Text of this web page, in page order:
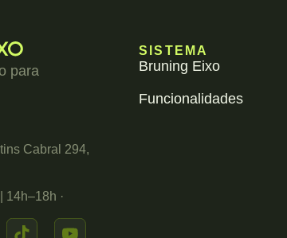
para
Cabral 294,
14h–18h ·
SISTEMA
Bruning Eixo
Funcionalidades